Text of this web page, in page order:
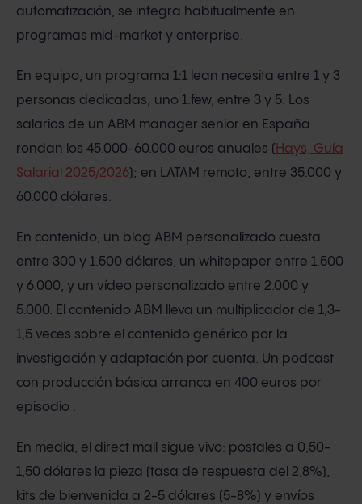
automatización, se integra habitualmente en
programas mid-market y enterprise.
En equipo, un programa 1:1 lean necesita entre 1 y 3
personas dedicadas; uno 1:few, entre 3 y 5. Los
salarios de un ABM manager senior en España
rondan los 45.000-60.000 euros anuales ( Hays, Guía
Salarial 2025/2026); en LATAM remoto, entre 35.000 y
60.000 dólares.
En contenido, un blog ABM personalizado cuesta
entre 300 y 1.500 dólares, un whitepaper entre 1.500
y 6.000, y un vídeo personalizado entre 2.000 y
5.000. El contenido ABM lleva un multiplicador de 1,3-
1,5 veces sobre el contenido genérico por la
investigación y adaptación por cuenta. Un podcast
con producción básica arranca en 400 euros por
episodio .
En media, el direct mail sigue vivo: postales a 0,50-
1,50 dólares la pieza (tasa de respuesta del 2,8%),
kits de bienvenida a 2-5 dólares (5-8%) y envíos